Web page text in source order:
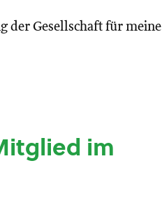
der Gesellschaft für meine
im